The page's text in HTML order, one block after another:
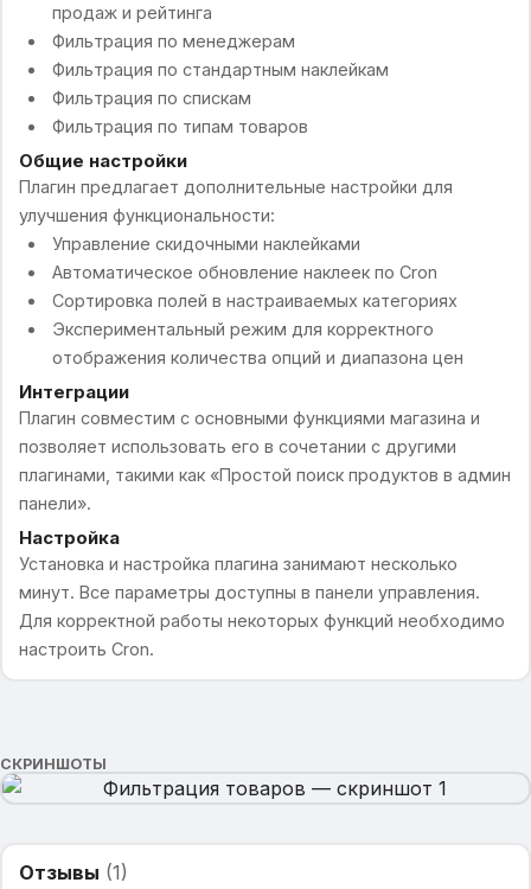
продаж и рейтинга
Фильтрация по менеджерам
Фильтрация по стандартным наклейкам
Фильтрация по спискам
Фильтрация по типам товаров
Общие настройки
Плагин предлагает дополнительные настройки для
улучшения функциональности:
Управление скидочными наклейками
Автоматическое обновление наклеек по Cron
Сортировка полей в настраиваемых категориях
Экспериментальный режим для корректного
отображения количества опций и диапазона цен
Интеграции
Плагин совместим с основными функциями магазина и
позволяет использовать его в сочетании с другими
плагинами, такими как «Простой поиск продуктов в админ
панели».
Настройка
Установка и настройка плагина занимают несколько
минут. Все параметры доступны в панели управления.
Для корректной работы некоторых функций необходимо
настроить Cron.
СКРИНШОТЫ
Отзывы (1)